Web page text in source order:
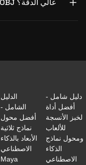
ما هو أفضل برنامج لتحويل PNG إلى OBJ عالي الدقة؟
الدليل
الشامل -
أفضل محول
نماذج ثلاثية
الأبعاد بالذكاء
الاصطناعي
Maya
دليل شامل -
أفضل أداة
لخبز الأنسجة
للألعاب
ومحول نماذج
الذكاء
الاصطناعي